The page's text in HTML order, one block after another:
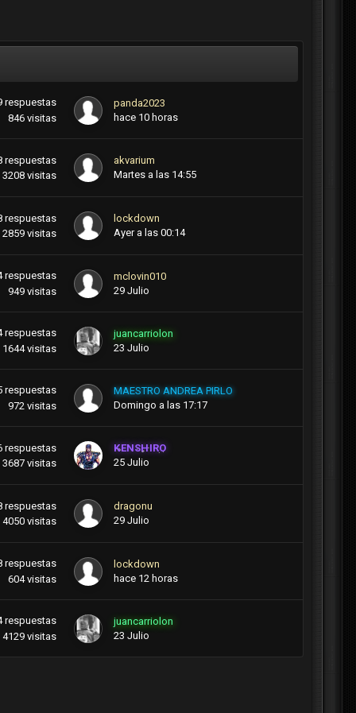
respuestas
846 visitas
panda2023
hace 10 horas
respuestas
3208 visitas
akvarium
Martes a las 14:55
respuestas
2859 visitas
lockdown
Ayer a las 00:14
respuestas
949 visitas
mclovin010
29 Julio
respuestas
1644 visitas
juancarriolon
23 Julio
respuestas
972 visitas
MAESTRO ANDREA PIRLO
Domingo a las 17:17
respuestas
3687 visitas
KENSHIRO
25 Julio
respuestas
4050 visitas
dragonu
29 Julio
respuestas
604 visitas
lockdown
hace 12 horas
respuestas
4129 visitas
juancarriolon
23 Julio